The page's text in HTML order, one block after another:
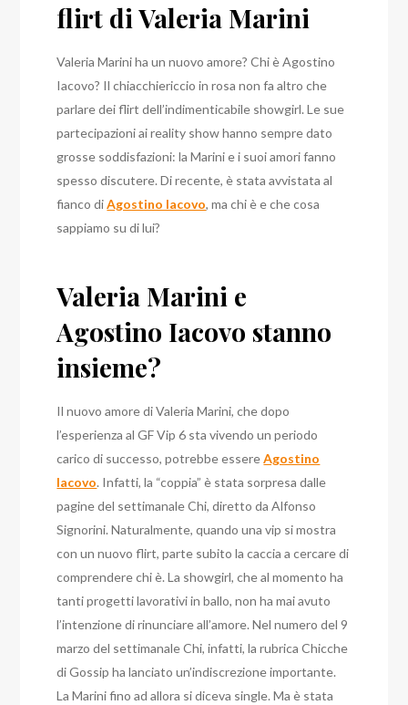
flirt di Valeria Marini
Valeria Marini ha un nuovo amore? Chi è Agostino
Iacovo? Il chiacchiericcio in rosa non fa altro che
parlare dei flirt dell’indimenticabile showgirl. Le sue
partecipazioni ai reality show hanno sempre dato
grosse soddisfazioni: la Marini e i suoi amori fanno
spesso discutere. Di recente, è stata avvistata al
fianco diAgostino Iacovo, ma chi è e che cosa
sappiamo su di lui?
Valeria Marini e
Agostino Iacovo stanno
insieme?
Il nuovo amore di Valeria Marini, che dopo
l’esperienza al GF Vip 6 sta vivendo un periodo
carico di successo, potrebbe essereAgostino
Iacovo. Infatti, la “coppia” è stata sorpresa dalle
pagine del settimanale Chi, diretto da Alfonso
Signorini. Naturalmente, quando una vip si mostra
con un nuovo flirt, parte subito la caccia a cercare di
comprendere chi è.La showgirl, che al momento ha
tanti progetti lavorativi in ballo, non ha mai avuto
l’intenzione di rinunciare all’amore. Nel numero del 9
marzo del settimanale Chi, infatti, la rubrica Chicche
di Gossip ha lanciato un’indiscrezione importante.
La Marini fino ad allora si diceva single. Ma è stata